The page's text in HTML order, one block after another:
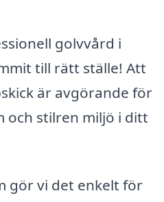
golvvård i
till rätt ställe! Att
är avgörande för
och stilren miljö i ditt
gör vi det enkelt för